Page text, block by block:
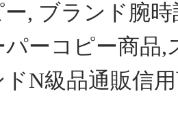
, ブランド腕
ーコピー商品
N級品通販信